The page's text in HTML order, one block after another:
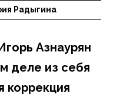
Радыгина
Азнаурян
деле из себя
коррекция